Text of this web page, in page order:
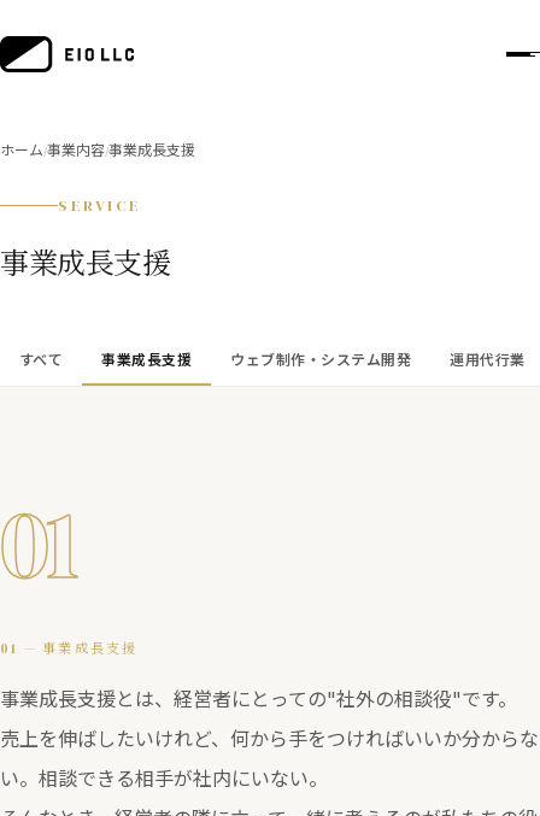
ホーム/事業内容/事業成長支援
SERVICE
事業成長支援
すべて 事業成長支援 ウェブ制作・システム開発 運用代行業
01
01 — 事業成長支援
事業成長支援とは、経営者にとっての"社外の相談役"です。
売上を伸ばしたいけれど、何から手をつければいいか分からな
い。相談できる相手が社内にいない。